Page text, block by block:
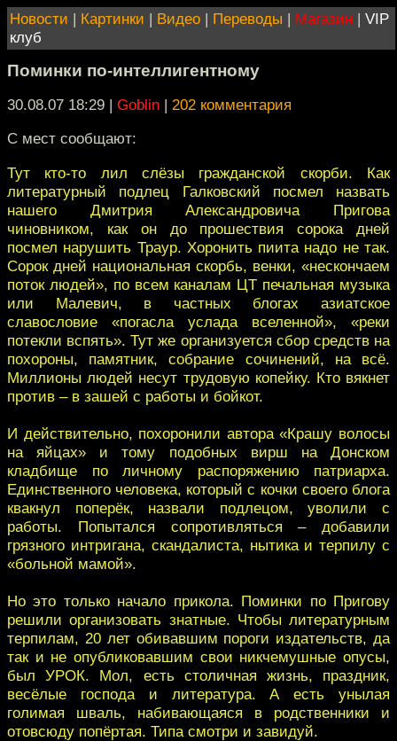
Новости | Картинки | Видео | Переводы | Магазин | VIP
клуб
Поминки по-интеллигентному
30.08.07 18:29 | Goblin | 202 комментария
С мест сообщают:
Тут кто-то лил слёзы гражданской скорби. Как
литературный подлец Галковский посмел назвать
нашего Дмитрия Александровича Пригова
чиновником, как он до прошествия сорока дней
посмел нарушить Траур. Хоронить пиита надо не так.
Сорок дней национальная скорбь, венки, «нескончаем
поток людей», по всем каналам ЦТ печальная музыка
или Малевич, в частных блогах азиатское
славословие «погасла услада вселенной», «реки
потекли вспять». Тут же организуется сбор средств на
похороны, памятник, собрание сочинений, на всё.
Миллионы людей несут трудовую копейку. Кто вякнет
против – в зашей с работы и бойкот.
И действительно, похоронили автора «Крашу волосы
на яйцах» и тому подобных вирш на Донском
кладбище по личному распоряжению патриарха.
Единственного человека, который с кочки своего блога
квакнул поперёк, назвали подлецом, уволили с
работы. Попытался сопротивляться – добавили
грязного интригана, скандалиста, нытика и терпилу с
«больной мамой».
Но это только начало прикола. Поминки по Пригову
решили организовать знатные. Чтобы литературным
терпилам, 20 лет обивавшим пороги издательств, да
так и не опубликовавшим свои никчемушные опусы,
был УРОК. Мол, есть столичная жизнь, праздник,
весёлые господа и литература. А есть унылая
голимая шваль, набивающаяся в родственники и
отовсюду попёртая. Типа смотри и завидуй.